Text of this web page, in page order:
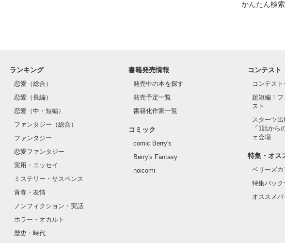
かんたん検
ランキング
恋愛（総合）
恋愛（長編）
恋愛（中・短編）
ファンタジー（総合）
ファンタジー
恋愛ファンタジー
実用・エッセイ
ミステリー・サスペンス
青春・友情
ノンフィクション・実話
ホラー・オカルト
歴史・時代
書籍発売情報
発売中の本を探す
発売予定一覧
書籍化作家一覧
コミック
comic Berry's
Berry's Fantasy
noicomi
コンテスト
コンテスト
超短編！
スト
スターツ
「1話から
ェ会場
特集・オス
ベリーズ
特集バック
オススメ